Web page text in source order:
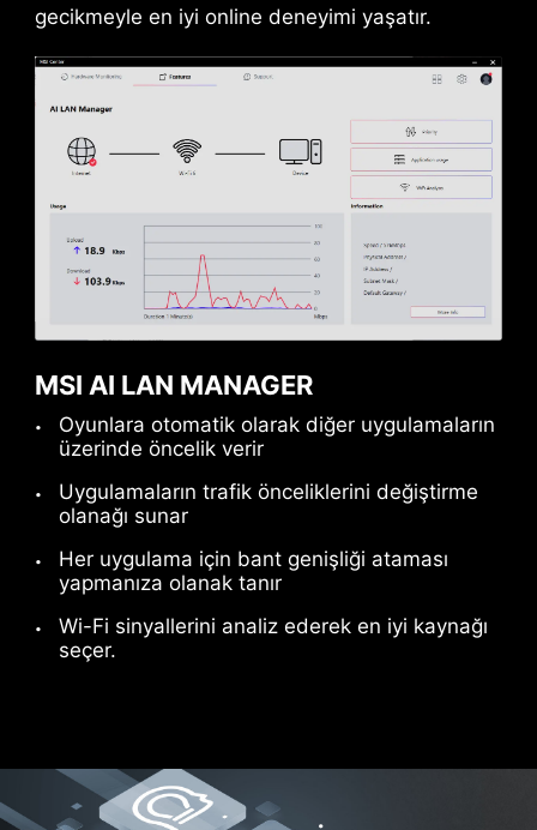
gecikmeyle en iyi online deneyimi yaşatır.
MSI AI LAN MANAGER
Oyunlara otomatik olarak diğer uygulamaların
üzerinde öncelik verir
Uygulamaların trafik önceliklerini değiştirme
olanağı sunar
Her uygulama için bant genişliği ataması
yapmanıza olanak tanır
Wi-Fi sinyallerini analiz ederek en iyi kaynağı
seçer.
160 Gb/sn'ye kadar toplam bant genişliği
sürücülere hazır. Portlar birden fazla 8K harici
ekrana görüntü aktarmak için kullanılabilir ve
hızlı şarj için 27W'a kadar güç iletimi yapabilir.
*MSI THUNDERBOLTM5 kartı yalnızca temsil amaçlıdır
ve ürünle birlikte verilmez.